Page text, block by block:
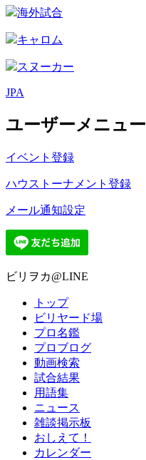
海外試合
キャロム
スヌーカー
JPA
ユーザーメニュー
イベント登録
ハウストーナメント登録
メール通知設定
ビリヲカ@LINE
トップ
ビリヤード場
プロ名鑑
プロブログ
動画検索
試合結果
用語集
ニュース
雑談掲示板
おしえて！
カレンダー